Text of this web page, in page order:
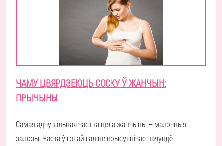
ЧАМУ ЦВЯРДЗЕЮЦЬ СОСКУ Ў ЖАНЧЫН:
ПРЫЧЫНЫ
Самая адчувальная частка цела жанчыны – малочныя
залозы. Часта ў гэтай галіне прысутнічае пачуццё